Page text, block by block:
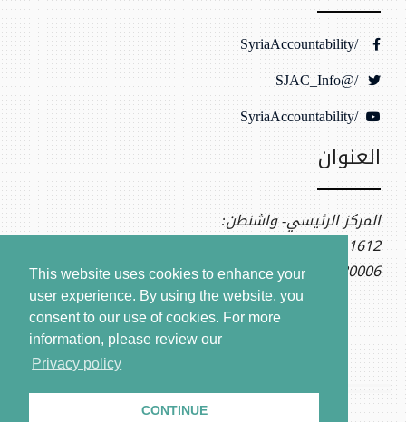
This website uses cookies to enhance your
user experience. By using the website, you
consent to our use of cookies. For more
information, please review our
Privacy policy
CONTINUE
/SyriaAccountability
/@SJAC_Info
/SyriaAccountability
العنوان
المركز الرئيسي- واشنطن:
1612 K St NW, Ste 400
Washington, DC 20006